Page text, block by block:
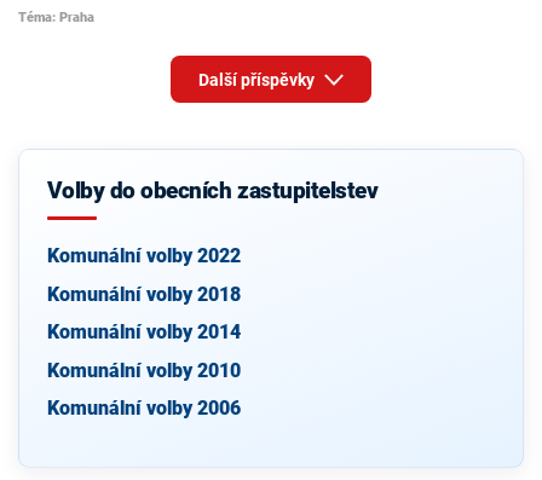
Téma: Praha
Další příspěvky
Volby do obecních zastupitelstev
Komunální volby 2022
Komunální volby 2018
Komunální volby 2014
Komunální volby 2010
Komunální volby 2006